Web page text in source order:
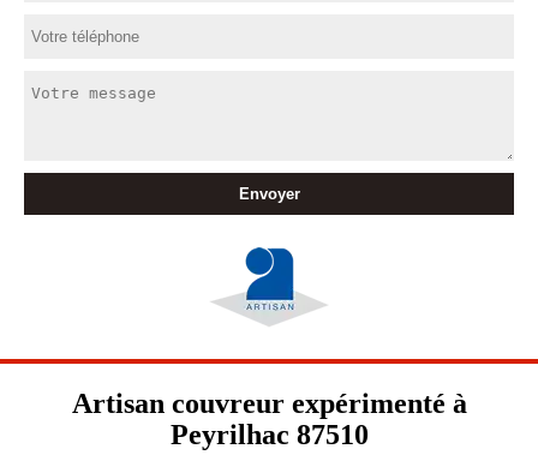
Artisan couvreur expérimenté à
Peyrilhac 87510